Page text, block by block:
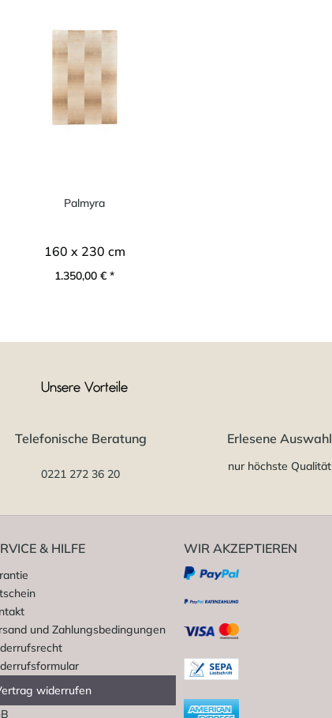
Palmyra
160 x 230 cm
1.350,00 € *
Unsere Vorteile
Telefonische Beratung
0221 272 36 20
Erlesene Auswahl
nur höchste Qualität
& HILFE
und Zahlungsbedingungen
widerrufen
WIR AKZEPTIEREN